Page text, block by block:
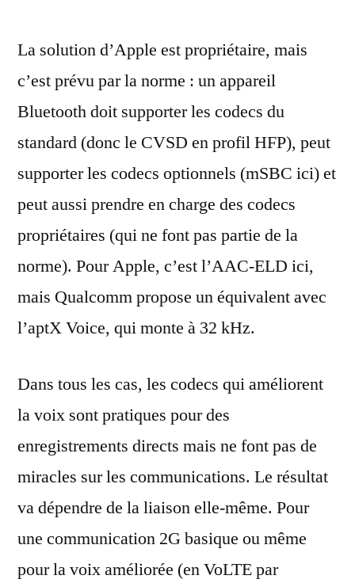
La solution d’Apple est propriétaire, mais
c’est prévu par la norme : un appareil
Bluetooth doit supporter les codecs du
standard (donc le CVSD en profil HFP), peut
supporter les codecs optionnels (mSBC ici) et
peut aussi prendre en charge des codecs
propriétaires (qui ne font pas partie de la
norme). Pour Apple, c’est l’AAC-ELD ici,
mais Qualcomm propose un équivalent avec
l’aptX Voice, qui monte à 32 kHz.
Dans tous les cas, les codecs qui améliorent
la voix sont pratiques pour des
enregistrements directs mais ne font pas de
miracles sur les communications. Le résultat
va dépendre de la liaison elle-même. Pour
une communication 2G basique ou même
pour la voix améliorée (en VoLTE par